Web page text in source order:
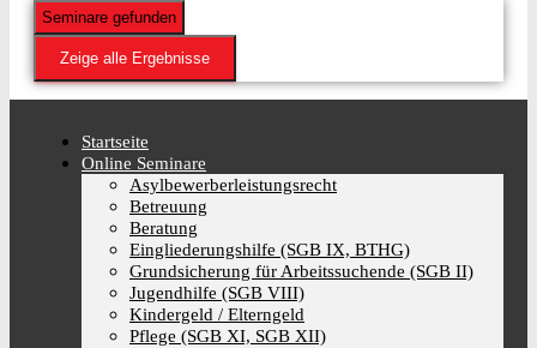
Seminare gefunden
Zeige alle Ergebnisse
Startseite
Online Seminare
Asylbewerberleistungsrecht
Betreuung
Beratung
Eingliederungshilfe (SGB IX, BTHG)
Grundsicherung für Arbeitssuchende (SGB II)
Jugendhilfe (SGB VIII)
Kindergeld / Elterngeld
Pflege (SGB XI, SGB XII)